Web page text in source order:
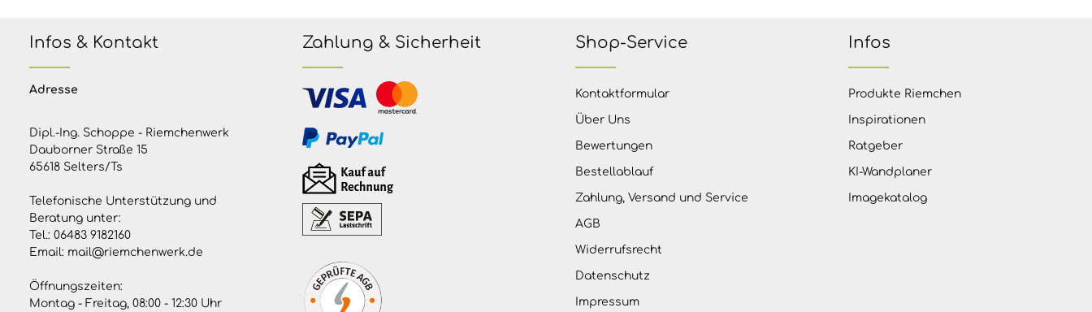
Infos & Kontakt
Adresse
Dipl.-Ing. Schoppe - Riemchenwerk
Dauborner Straße 15
65618 Selters/Ts
Telefonische Unterstützung und
Beratung unter:
Tel.: 06483 9182160
Email: mail@riemchenwerk.de
Öffnungszeiten:
Montag - Freitag, 08:00 - 12:30 Uhr
Zahlung & Sicherheit Shop-Service
Kontaktformular
Über Uns
Bewertungen
Bestellablauf
Zahlung, Versand und Service
AGB
Widerrufsrecht
Datenschutz
Impressum
Infos
Produkte Riemchen
Inspirationen
Ratgeber
KI-Wandplaner
Imagekatalog